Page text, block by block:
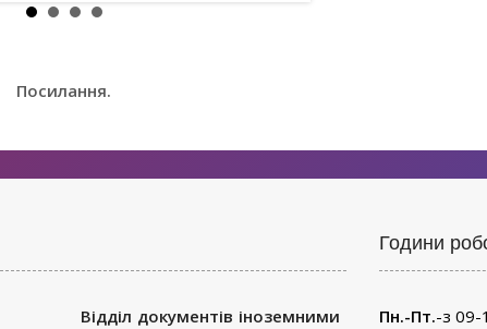
Посилання.
Відділ документів іноземними
Години
Пн.-Пт.-з 09-